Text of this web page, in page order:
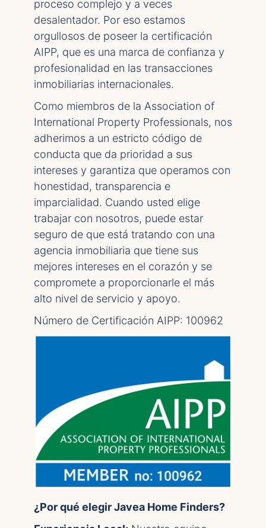
proceso complejo y a veces
desalentador. Por eso estamos
orgullosos de poseer la certificación
AIPP, que es una marca de confianza y
profesionalidad en las transacciones
inmobiliarias internacionales.
Como miembros de la Association of
International Property Professionals, nos
adherimos a un estricto código de
conducta que da prioridad a sus
intereses y garantiza que operamos con
honestidad, transparencia e
imparcialidad. Cuando usted elige
trabajar con nosotros, puede estar
seguro de que está tratando con una
agencia inmobiliaria que tiene sus
mejores intereses en el corazón y se
compromete a proporcionarle el más
alto nivel de servicio y apoyo.
Número de Certificación AIPP: 100962
¿Por qué elegir Javea Home Finders?